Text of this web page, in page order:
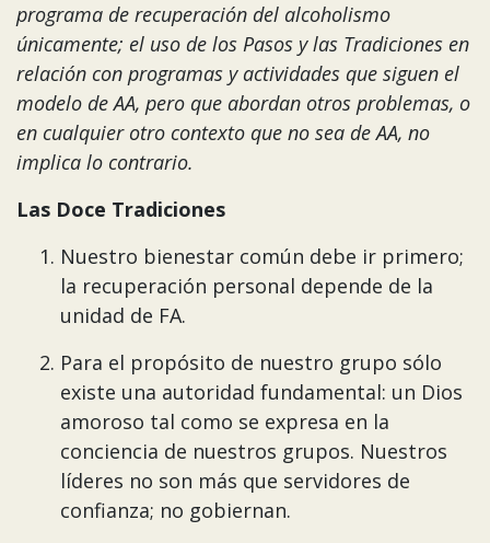
programa de recuperación del alcoholismo
únicamente; el uso de los Pasos y las Tradiciones en
relación con programas y actividades que siguen el
modelo de AA, pero que abordan otros problemas, o
en cualquier otro contexto que no sea de AA, no
implica lo contrario.
Las Doce Tradiciones
Nuestro bienestar común debe ir primero;
la recuperación personal depende de la
unidad de FA.
Para el propósito de nuestro grupo sólo
existe una autoridad fundamental: un Dios
amoroso tal como se expresa en la
conciencia de nuestros grupos. Nuestros
líderes no son más que servidores de
confianza; no gobiernan.